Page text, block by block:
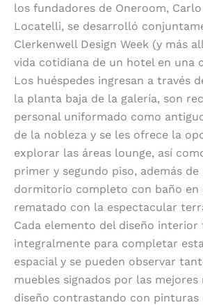
los fundadores de Oneroom,
Locatelli, se desarrolló
Clerkenwell Design Week (y más
vida cotidiana de un hotel en una
Los huéspedes ingresan a través
la planta baja de la galería, son
personal uniformado como
de la nobleza y se les ofrece la
explorar las áreas lounge, así
primer y segundo piso, además
dormitorio completo con baño en
rematado con la espectacular
Cada elemento del diseño interior
integralmente para completar
espacial y se pueden observar
muebles signados por las mejores
diseño contrastando con pinturas